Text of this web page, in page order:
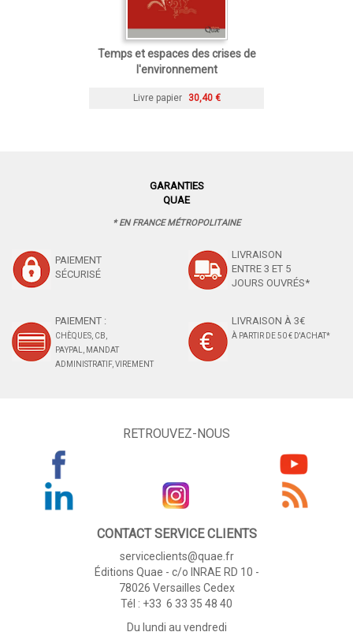
Temps et espaces des crises de
l'environnement
Livre papier 30,40 €
GARANTIES
QUAE
* EN FRANCE MÉTROPOLITAINE
PAIEMENT
SÉCURISÉ
LIVRAISON
ENTRE 3 ET 5
JOURS OUVRÉS*
PAIEMENT :
CHÈQUES, CB,
PAYPAL, MANDAT
ADMINISTRATIF, VIREMENT
LIVRAISON À 3€
À PARTIR DE 50 € D'ACHAT*
RETROUVEZ-NOUS
CONTACT SERVICE CLIENTS
serviceclients@quae.fr
Éditions Quae - c/o INRAE RD 10 -
78026 Versailles Cedex
Tél : +33 6 33 35 48 40
Du lundi au vendredi